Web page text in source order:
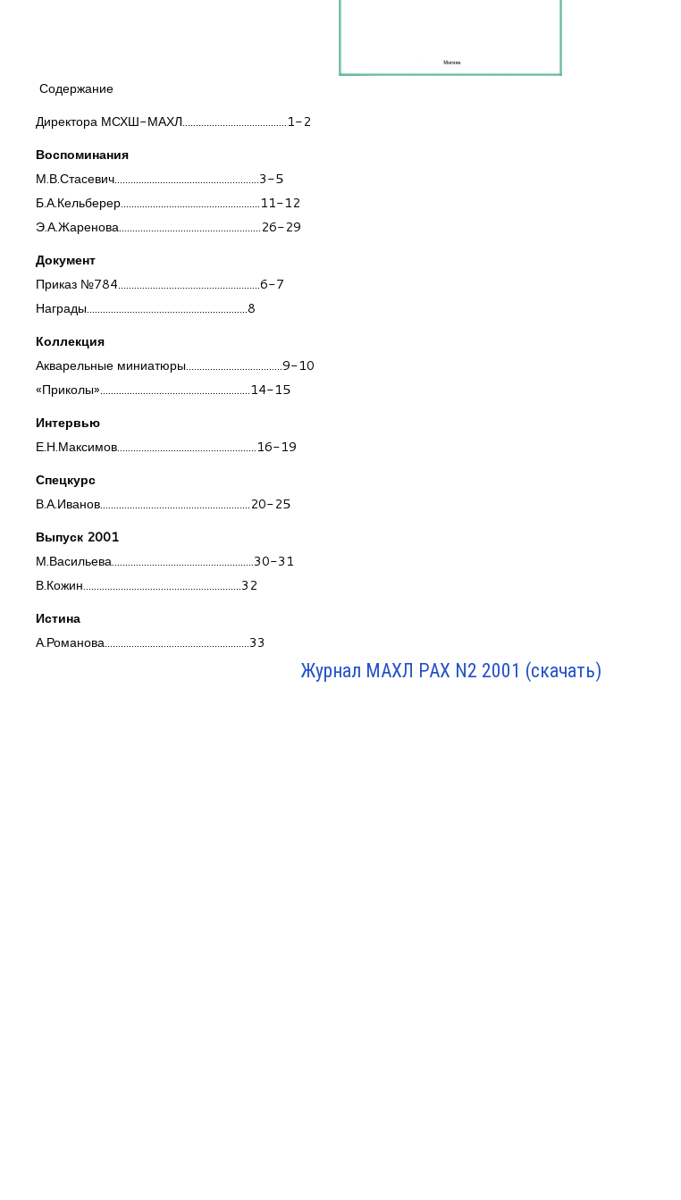
Содержание
Директора МСХШ-МАХЛ.......................................1-2
Воспоминания
М.В.Стасевич......................................................3-5
Б.А.Кельберер....................................................11-12
Э.А.Жаренова.....................................................26-29
Документ
Приказ №784.....................................................6-7
Награды............................................................8
Коллекция
Акварельные миниатюры....................................9-10
«Приколы»........................................................14-15
Интервью
Е.Н.Максимов....................................................16-19
Спецкурс
В.А.Иванов........................................................20-25
Выпуск 2001
М.Васильева.....................................................30-31
В.Кожин...........................................................32
Истина
А.Романова......................................................33
Журнал МАХЛ РАХ N2 2001 (скачать)